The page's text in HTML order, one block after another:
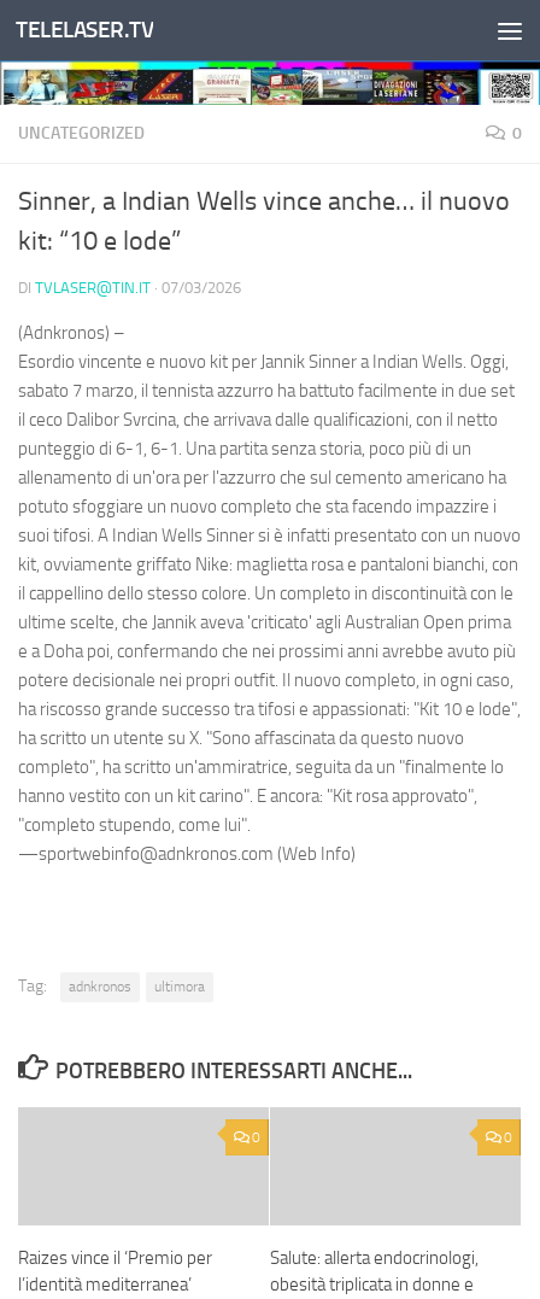
Salta al contenuto
TELELASER.TV
UNCATEGORIZED 0
Sinner, a Indian Wells vince anche… il nuovo
kit: “10 e lode”
DI TVLASER@TIN.IT · 07/03/2026
(Adnkronos) –
Esordio vincente e nuovo kit per Jannik Sinner a Indian Wells. Oggi,
sabato 7 marzo, il tennista azzurro ha battuto facilmente in due set
il ceco Dalibor Svrcina, che arrivava dalle qualificazioni, con il netto
punteggio di 6-1, 6-1. Una partita senza storia, poco più di un
allenamento di un'ora per l'azzurro che sul cemento americano ha
potuto sfoggiare un nuovo completo che sta facendo impazzire i
suoi tifosi. A Indian Wells Sinner si è infatti presentato con un nuovo
kit, ovviamente griffato Nike: maglietta rosa e pantaloni bianchi, con
il cappellino dello stesso colore. Un completo in discontinuità con le
ultime scelte, che Jannik aveva 'criticato' agli Australian Open prima
e a Doha poi, confermando che nei prossimi anni avrebbe avuto più
potere decisionale nei propri outfit. Il nuovo completo, in ogni caso,
ha riscosso grande successo tra tifosi e appassionati: "Kit 10 e lode",
ha scritto un utente su X. "Sono affascinata da questo nuovo
completo", ha scritto un'ammiratrice, seguita da un "finalmente lo
hanno vestito con un kit carino". E ancora: "Kit rosa approvato",
"completo stupendo, come lui".
—sportwebinfo@adnkronos.com (Web Info)
Tag: adnkronos ultimora
POTREBBERO INTERESSARTI ANCHE...
0
Raizes vince il ‘Premio per
l’identità mediterranea’
0
Salute: allerta endocrinologi,
obesità triplicata in donne e